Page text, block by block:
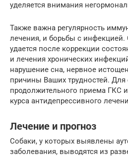
уделяется внимания
Также важна регулярность
лечения, и борьбы с инфекцией.
удается после коррекции
и лечения хронических
нарушение сна, нервное
причины Ваших трудностей.
продолжительного приема ГКС
курса антидепрессивного
Лечение и прогноз
Собаки, у которых выявлены
заболевания, выводятся из